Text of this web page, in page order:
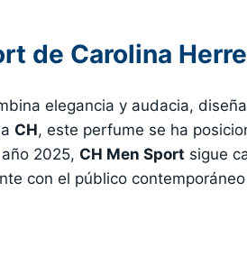
de Carolina
elegancia y audacia,
CH, este perfume se ha
2025, CH Men Sport sigue
con el público